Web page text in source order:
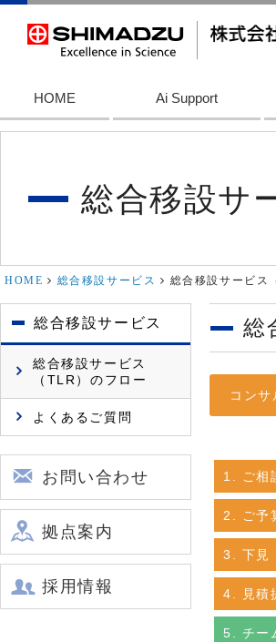
HOME Ai Support
総合移設サ
HOME 総合移設サービス 総合移設サービス
総
コンサ
1. ご相
2. ご予
3. 下見
4. 見積
5. チー
総合移設サービス
総合移設サービス
（TLR）のフロー
よくあるご質問
お問い合わせ
拠点案内
採用情報